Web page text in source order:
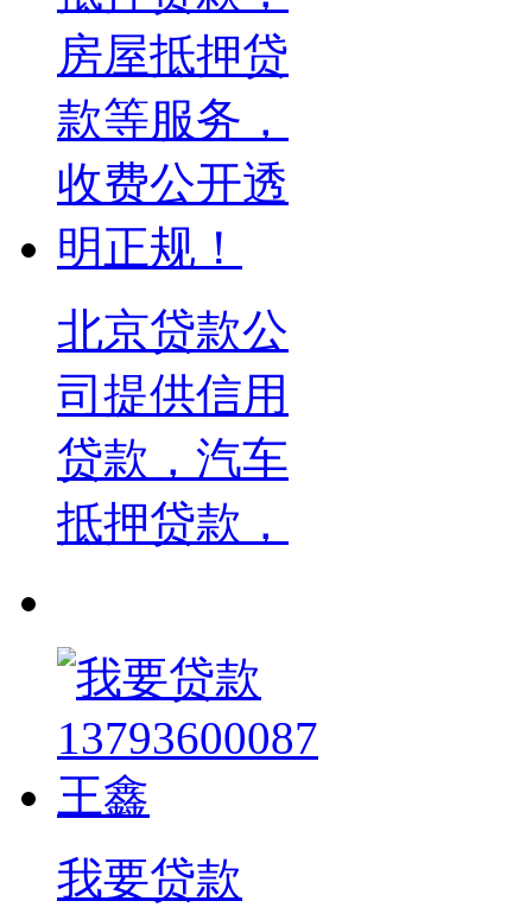
北京贷款公
司提供信用
贷款，汽车
抵押贷款，
我要贷款